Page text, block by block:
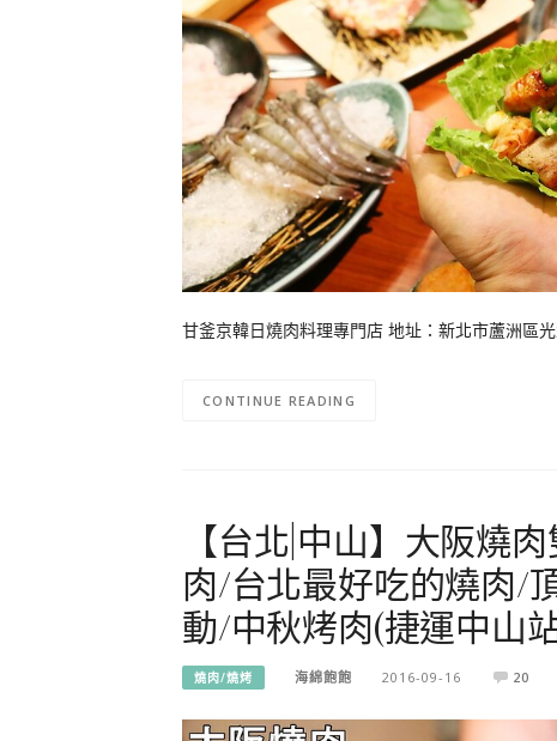
甘釜京韓日燒肉料理專門店 地址：新北市蘆洲區
CONTINUE READING
【台北|中山】大阪燒
肉/台北最好吃的燒肉/
動/中秋烤肉(捷運中山
燒肉/燒烤 海綿飽飽 2016-09-16 20